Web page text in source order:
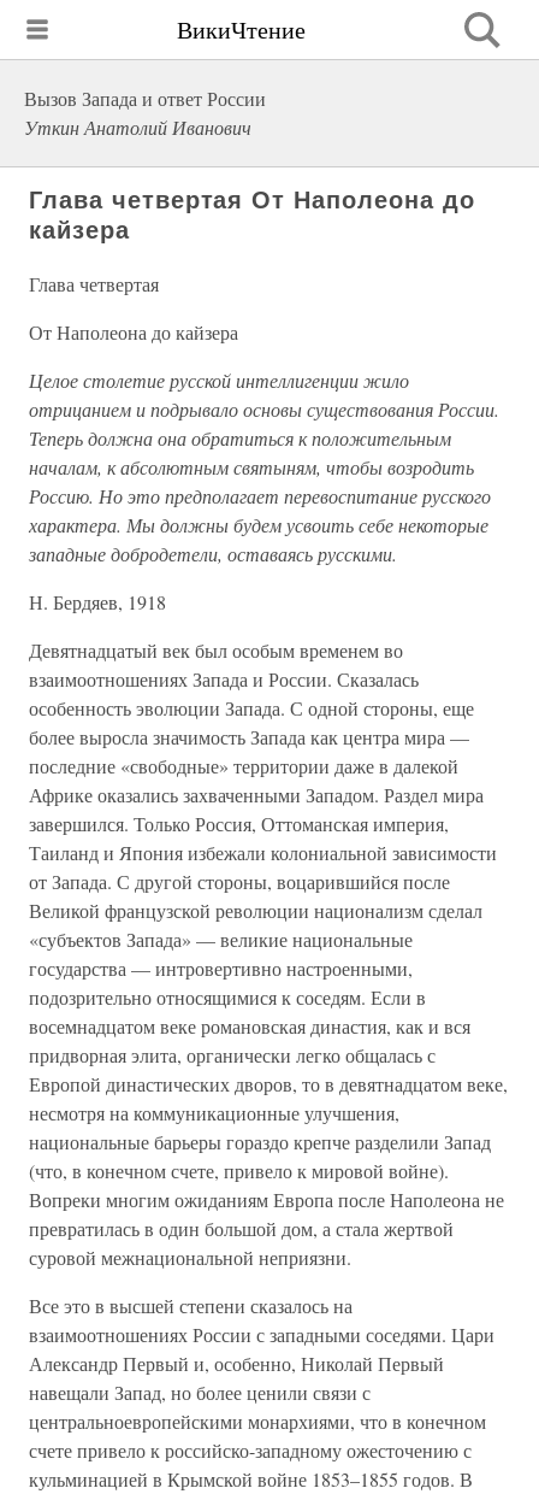
ВикиЧтение
Вызов Запада и ответ России
Уткин Анатолий Иванович
Глава четвертая От Наполеона до
кайзера
Глава четвертая
От Наполеона до кайзера
Целое столетие русской интеллигенции жило
отрицанием и подрывало основы существования России.
Теперь должна она обратиться к положительным
началам, к абсолютным святыням, чтобы возродить
Россию. Но это предполагает перевоспитание русского
характера. Мы должны будем усвоить себе некоторые
западные добродетели, оставаясь русскими.
Н. Бердяев, 1918
Девятнадцатый век был особым временем во
взаимоотношениях Запада и России. Сказалась
особенность эволюции Запада. С одной стороны, еще
более выросла значимость Запада как центра мира —
последние «свободные» территории даже в далекой
Африке оказались захваченными Западом. Раздел мира
завершился. Только Россия, Оттоманская империя,
Таиланд и Япония избежали колониальной зависимости
от Запада. С другой стороны, воцарившийся после
Великой французской революции национализм сделал
«субъектов Запада» — великие национальные
государства — интровертивно настроенными,
подозрительно относящимися к соседям. Если в
восемнадцатом веке романовская династия, как и вся
придворная элита, органически легко общалась с
Европой династических дворов, то в девятнадцатом веке,
несмотря на коммуникационные улучшения,
национальные барьеры гораздо крепче разделили Запад
(что, в конечном счете, привело к мировой войне).
Вопреки многим ожиданиям Европа после Наполеона не
превратилась в один большой дом, а стала жертвой
суровой межнациональной неприязни.
Все это в высшей степени сказалось на
взаимоотношениях России с западными соседями. Цари
Александр Первый и, особенно, Николай Первый
навещали Запад, но более ценили связи с
центральноевропейскими монархиями, что в конечном
счете привело к российско-западному ожесточению с
кульминацией в Крымской войне 1853–1855 годов. В